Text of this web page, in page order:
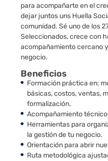
para acompañarte en el
dejar juntos uns Huella
comunidad. Sé uno de los
Seleccionados, crece con
acompañamiento cercano
negocio.
Beneficios
Formación práctica en:
básicas, costos, ventas,
formalización.
Acompañamiento
Herramientas para
la gestión de tu negocio.
Orientación para abrir
Ruta metodológica